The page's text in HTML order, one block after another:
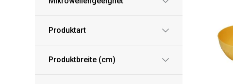
Produktart
Produktbreite (cm)